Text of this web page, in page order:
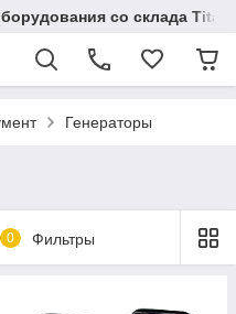
со склада
Генераторы
0 Фильтры